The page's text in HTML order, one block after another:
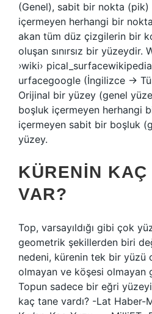
(Genel), sabit bir nokta
içermeyen herhangi bir
akan tüm düz çizgilerin bir
oluşan sınırsız bir yüzeydir.
›wiki›
urfacegoogle (İngilizce →
Orijinal bir yüzey (genel
boşluk içermeyen herhangi
içermeyen sabit bir boşluk
yüzey.
KÜRENIN KAÇ
VAR?
Top, varsayıldığı gibi çok
geometrik şekillerden biri
nedeni, kürenin tek bir yüzü
olmayan ve köşesi olmayan
Topun sadece bir eğri
kaç tane vardı? -Lat Haber-